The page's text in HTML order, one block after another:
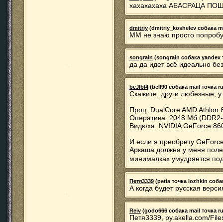
хахахахаха АБАСРАЦА
dmitriy (dmitriy_koshelev собака
ММ не знаю просто
songrain (songrain собака yandex
да да идет всё идеально
beJlbl4 (bell90 собака mail точка
Скажите, други любезные,
Проц: DualCore AMD Athlon
Оператива: 2048 Мб
Видюха: NVIDIA GeForce
И если я преобрету
Аркаша должна у меня
минималках умудряется
Петя3339 (petia точка lozhkin
А когда будет русская
Reiv (godo666 собака mail точка
Петя3339, ру.akella.com/